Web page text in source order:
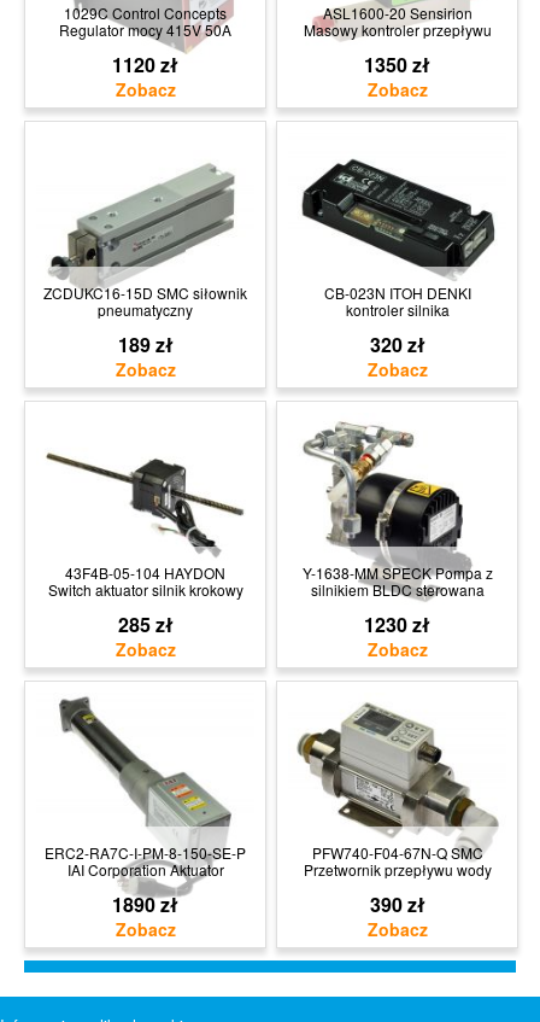
1029C Control Concepts
Regulator mocy 415V 50A
1120 zł
ASL1600-20 Sensirion
Masowy kontroler przepływu
1350 zł
ZCDUKC16-15D SMC siłownik
pneumatyczny
189 zł
CB-023N ITOH DENKI
kontroler silnika
320 zł
43F4B-05-104 HAYDON
Switch aktuator silnik krokowy
285 zł
Y-1638-MM SPECK Pompa z
silnikiem BLDC sterowana
1230 zł
ERC2-RA7C-I-PM-8-150-SE-P
IAI Corporation Aktuator
1890 zł
PFW740-F04-67N-Q SMC
Przetwornik przepływu wody
390 zł